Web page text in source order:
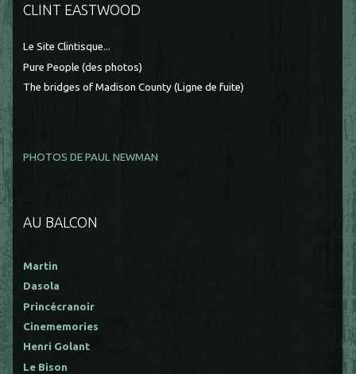
CLINT EASTWOOD
Le Site Clintisque...
Pure People (des photos)
The bridges of Madison County (Ligne de fuite)
PHOTOS DE PAUL NEWMAN
AU BALCON
Martin
Dasola
Princécranoir
Cinememories
Henri Golant
Le Bison